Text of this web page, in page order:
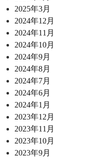
2025年3月
2024年12月
2024年11月
2024年10月
2024年9月
2024年8月
2024年7月
2024年6月
2024年1月
2023年12月
2023年11月
2023年10月
2023年9月